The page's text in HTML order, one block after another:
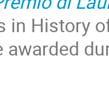
in History
awarded